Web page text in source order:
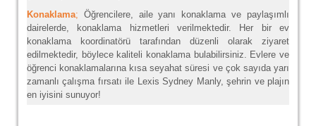
Konaklama; Öğrencilere, aile yanı konaklama ve paylaşımlı
dairelerde, konaklama hizmetleri verilmektedir. Her bir ev
konaklama koordinatörü tarafından düzenli olarak ziyaret
edilmektedir, böylece kaliteli konaklama bulabilirsiniz. Evlere ve
öğrenci konaklamalarına kısa seyahat süresi ve çok sayıda yarı
zamanlı çalışma fırsatı ile Lexis Sydney Manly, şehrin ve plajın
en iyisini sunuyor!